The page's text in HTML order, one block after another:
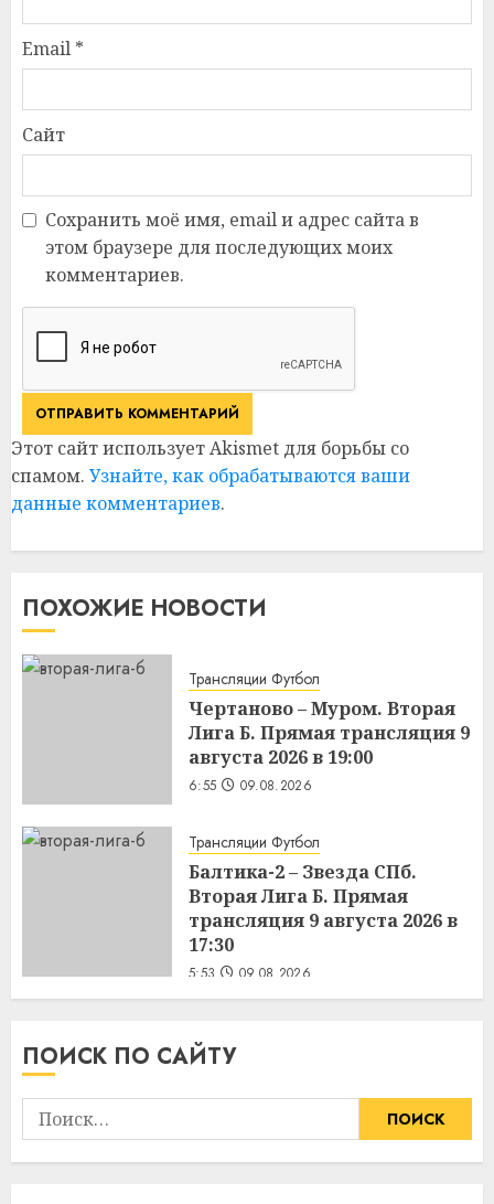
Email *
Сайт
Сохранить моё имя, email и адрес сайта в
этом браузере для последующих моих
комментариев.
Этот сайт использует Akismet для борьбы со
спамом. Узнайте, как обрабатываются ваши
данные комментариев.
ПОХОЖИЕ НОВОСТИ
Трансляции Футбол
Чертаново – Муром. Вторая
Лига Б. Прямая трансляция 9
августа 2026 в 19:00
6:55 09.08.2026
Трансляции Футбол
Балтика-2 – Звезда СПб.
Вторая Лига Б. Прямая
трансляция 9 августа 2026 в
17:30
5:53 09.08.2026
ПОИСК ПО САЙТУ
Найти: